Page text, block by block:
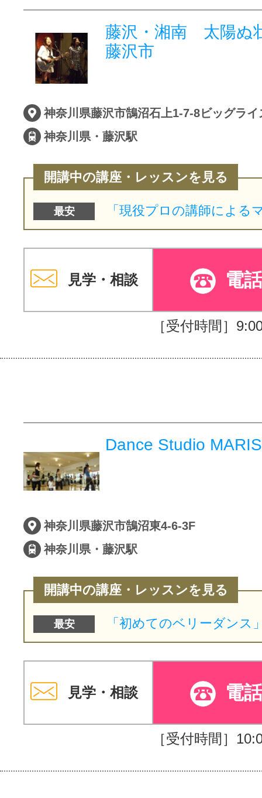
藤沢・湘南 太陽
藤沢市
神奈川県藤沢市鵠沼石上1-7-8ビッグライ
神奈川県・藤沢駅
開講中の講座・レッスンを見る
最安
見学・相談 電
［受付時間］
Dance Studio
神奈川県藤沢市鵠沼東4-6-3F
神奈川県・藤沢駅
開講中の講座・レッスンを見る
最安
見学・相談 電
［受付時間］